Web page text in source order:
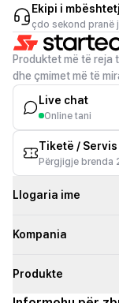
Ekipi i
çdo sekond pranë
Produktet më të reja
dhe çmimet më të
Live chat
Online tani
Tiketë / Servis
Përgjigje brenda
Llogaria ime
Kompania
Produkte